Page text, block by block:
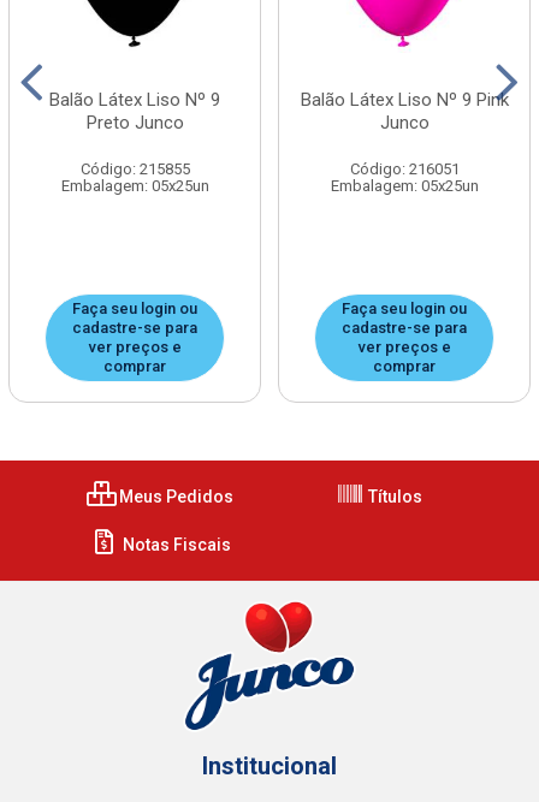
Balão Látex Liso Nº 9
Preto Junco
Código: 215855
Embalagem: 05x25un
Faça seu login ou
cadastre-se para
ver preços e
comprar
Balão Látex Liso Nº 9 Pink
Junco
Código: 216051
Embalagem: 05x25un
Faça seu login ou
cadastre-se para
ver preços e
comprar
Meus Pedidos Títulos
Notas Fiscais
Institucional